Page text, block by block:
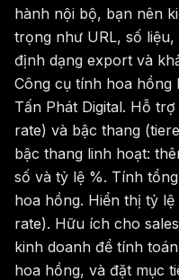
hành nội bộ, bạn nên
trọng như URL, số
định dạng export và
Công cụ tính hoa hồng
Tấn Phát Digital. Hỗ
rate) và bậc thang
bậc thang linh hoạt:
số và tỷ lệ %. Tính
hoa hồng. Hiển thị tỷ
rate). Hữu ích cho
kinh doanh để tính
hoa hồng, và đặt mục